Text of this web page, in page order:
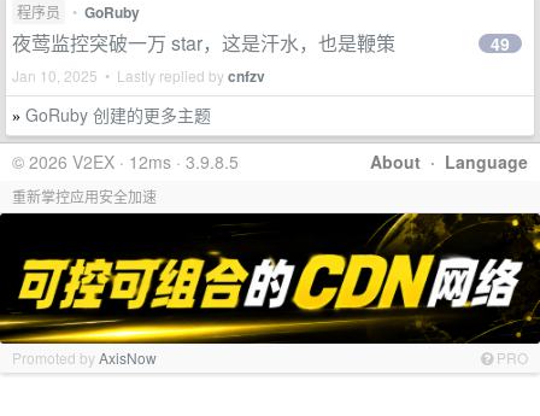
程序员 • GoRuby
夜莺监控突破一万 star，这是汗水，也是鞭策
Jan 10, 2025 • Lastly replied bycnfzv
49
» GoRuby 创建的更多主题
About · Language
© 2026 V2EX · 12ms · 3.9.8.5
重新掌控应用安全加速
Promoted byAxisNow PRO